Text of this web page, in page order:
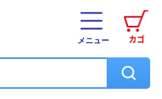
カゴ
メニュー